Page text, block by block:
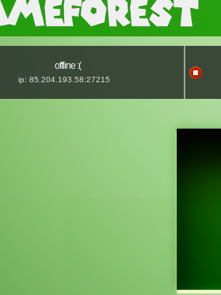
offline :(
ip: 85.204.193.58:27215